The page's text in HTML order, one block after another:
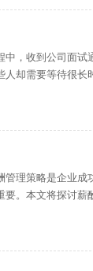
，收到公司面试
却需要等待很长
要一定的时间。
理策略是企业成
。本文将探讨薪
创造力，从而提